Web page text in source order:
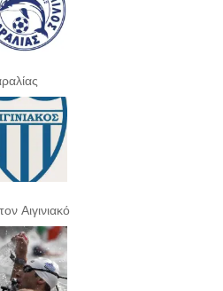
Αιγινιακό